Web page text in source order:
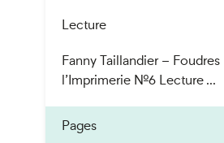
Lecture
Fanny Taillandier –
l’Imprimerie n°6 Lecture ...
Pages